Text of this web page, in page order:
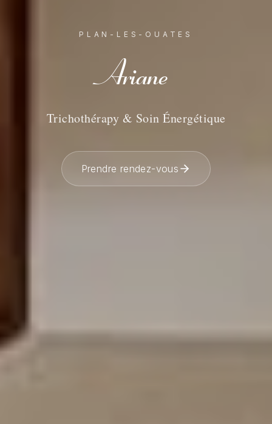
PLAN-LES-OUATES
Ariane
Trichothérapy & Soin Énergétique
Prendre rendez-vous